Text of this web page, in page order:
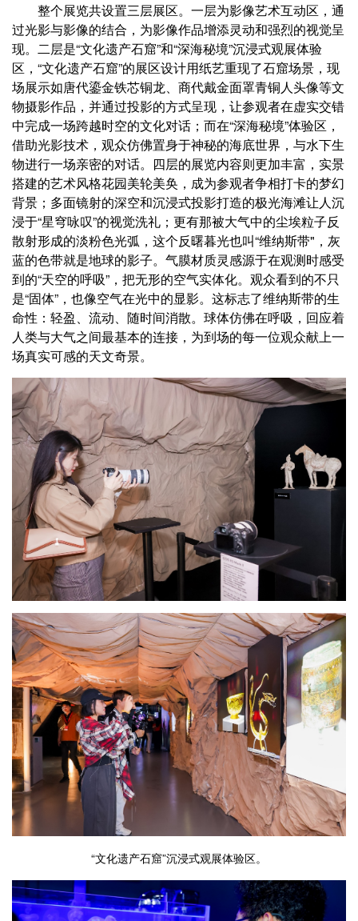
整个展览共设置三层展区。一层为影像艺术互动区，通
过光影与影像的结合，为影像作品增添灵动和强烈的视觉呈
现。二层是“文化遗产石窟”和“深海秘境”沉浸式观展体验
区，“文化遗产石窟”的展区设计用纸艺重现了石窟场景，现
场展示如唐代鎏金铁芯铜龙、商代戴金面罩青铜人头像等文
物摄影作品，并通过投影的方式呈现，让参观者在虚实交错
中完成一场跨越时空的文化对话；而在“深海秘境”体验区，
借助光影技术，观众仿佛置身于神秘的海底世界，与水下生
物进行一场亲密的对话。四层的展览内容则更加丰富，实景
搭建的艺术风格花园美轮美奂，成为参观者争相打卡的梦幻
背景；多面镜射的深空和沉浸式投影打造的极光海滩让人沉
浸于“星穹咏叹”的视觉洗礼；更有那被大气中的尘埃粒子反
散射形成的淡粉色光弧，这个反曙暮光也叫“维纳斯带"，灰
蓝的色带就是地球的影子。气膜材质灵感源于在观测时感受
到的“天空的呼吸”，把无形的空气实体化。观众看到的不只
是“固体”，也像空气在光中的显影。这标志了维纳斯带的生
命性：轻盈、流动、随时间消散。球体仿佛在呼吸，回应着
人类与大气之间最基本的连接，为到场的每一位观众献上一
场真实可感的天文奇景。
“文化遗产石窟”沉浸式观展体验区。